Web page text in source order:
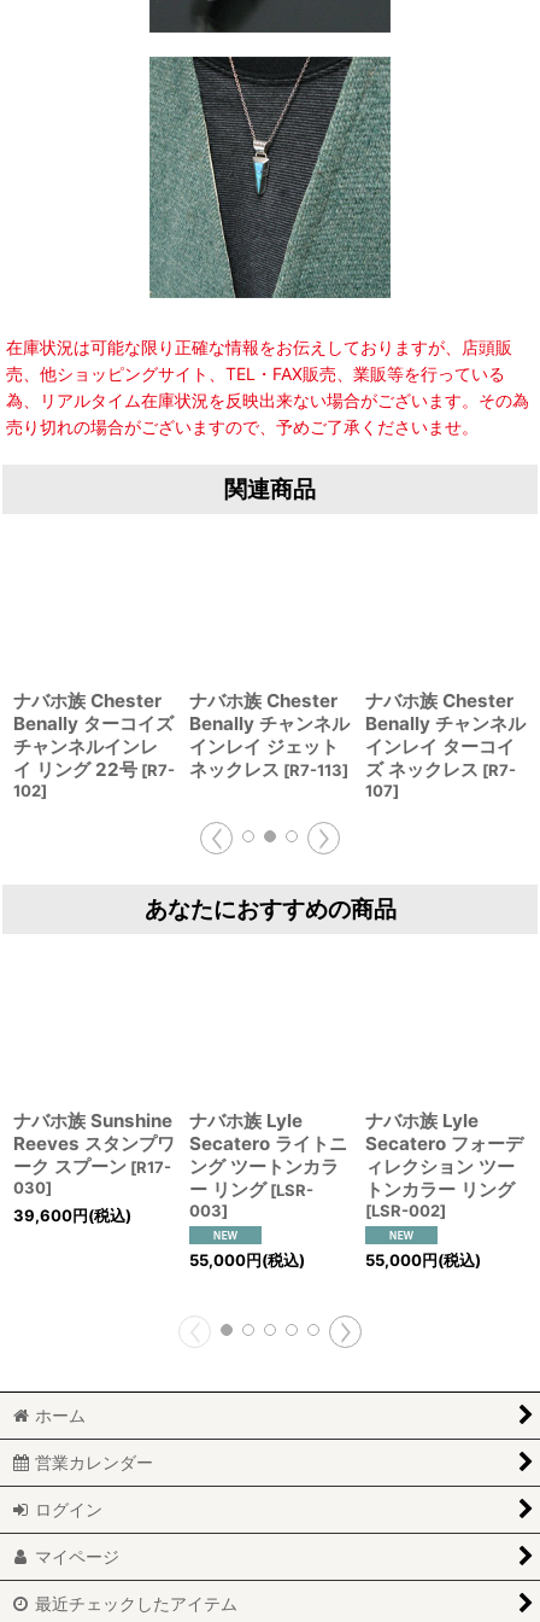
在庫状況は可能な限り正確な情報をお伝えしておりますが、店頭販
売、他ショッピングサイト、TEL・FAX販売、業販等を行っている
為、リアルタイム在庫状況を反映出来ない場合がございます。その為
売り切れの場合がございますので、予めご了承くださいませ。
関連商品
ナバホ族 Chester
Benally ターコイズ
チャンネルインレ
イ リング 22号 [R7-
102]
ナバホ族 Chester
Benally チャンネル
インレイ ジェット
ネックレス [R7-113]
ナバホ族 Chester
Benally チャンネル
インレイ ターコイ
ズ ネックレス [R7-
107]
あなたにおすすめの商品
ナバホ族 Sunshine
Reeves スタンプワ
ーク スプーン [R17-
030]
39,600円(税込)
ナバホ族 Lyle
Secatero ライトニ
ング ツートンカラ
ー リング [LSR-
003]
55,000円(税込)
ナバホ族 Lyle
Secatero フォーデ
ィレクション ツー
トンカラー リング
[LSR-002]
55,000円(税込)
ホーム
営業カレンダー
ログイン
マイページ
最近チェックしたアイテム